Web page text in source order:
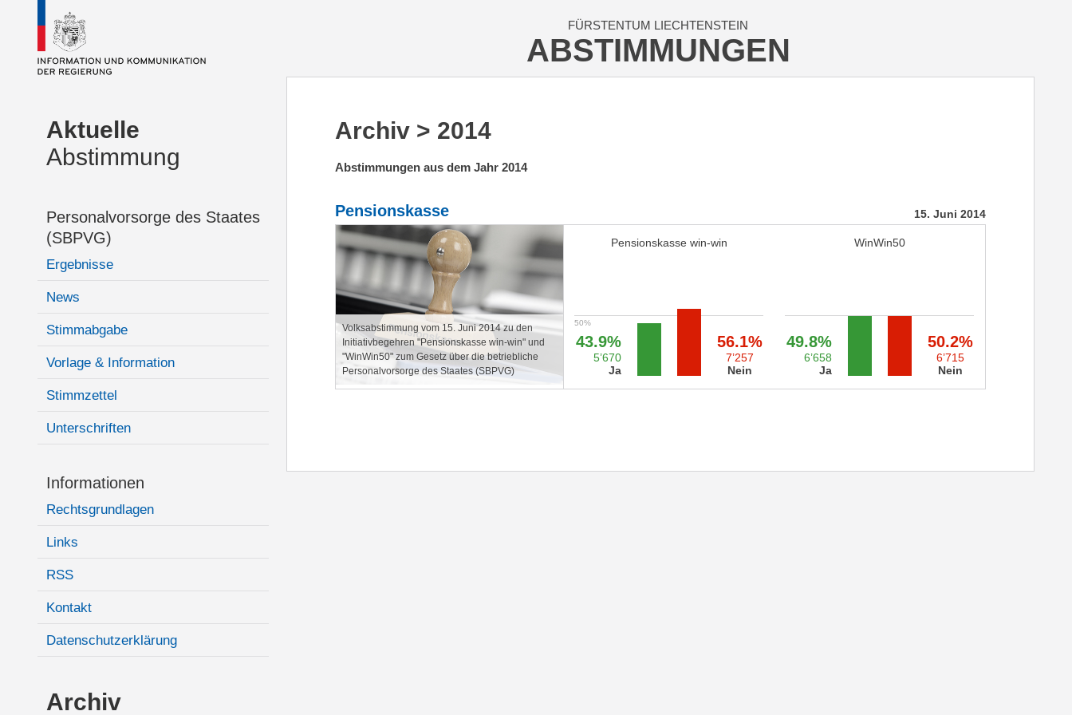
FÜRSTENTUM LIECHTENSTEIN
ABSTIMMUNGEN
Aktuelle
Abstimmung
Personalvorsorge des Staates
(SBPVG)
Ergebnisse
News
Stimmabgabe
Vorlage & Information
Stimmzettel
Unterschriften
Informationen
Rechtsgrundlagen
Links
RSS
Kontakt
Datenschutzerklärung
Archiv
Archiv > 2014
Abstimmungen aus dem Jahr 2014
Pensionskasse 15. Juni 2014
Volksabstimmung vom 15. Juni 2014 zu den
Initiativbegehren "Pensionskasse win-win" und
"WinWin50" zum Gesetz über die betriebliche
Personalvorsorge des Staates (SBPVG)
Pensionskasse win-win
43.9%
5’670
Ja
56.1%
7’257
Nein
WinWin50
49.8%
6’658
Ja
50.2%
6’715
Nein